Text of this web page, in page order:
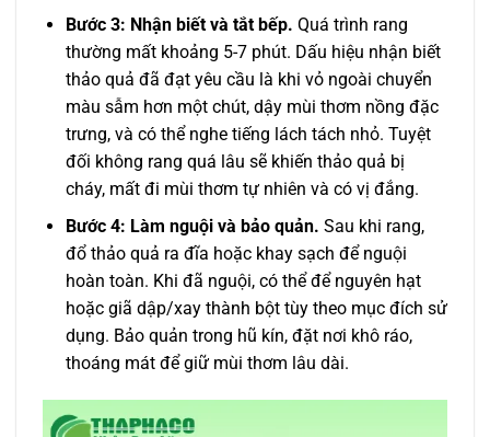
Bước 3: Nhận biết và tắt bếp. Quá trình rang
thường mất khoảng 5-7 phút. Dấu hiệu nhận biết
thảo quả đã đạt yêu cầu là khi vỏ ngoài chuyển
màu sẫm hơn một chút, dậy mùi thơm nồng đặc
trưng, và có thể nghe tiếng lách tách nhỏ. Tuyệt
đối không rang quá lâu sẽ khiến thảo quả bị
cháy, mất đi mùi thơm tự nhiên và có vị đắng.
Bước 4: Làm nguội và bảo quản. Sau khi rang,
đổ thảo quả ra đĩa hoặc khay sạch để nguội
hoàn toàn. Khi đã nguội, có thể để nguyên hạt
hoặc giã dập/xay thành bột tùy theo mục đích sử
dụng. Bảo quản trong hũ kín, đặt nơi khô ráo,
thoáng mát để giữ mùi thơm lâu dài.